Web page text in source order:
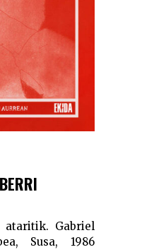
Gabriel
Susa, 1986